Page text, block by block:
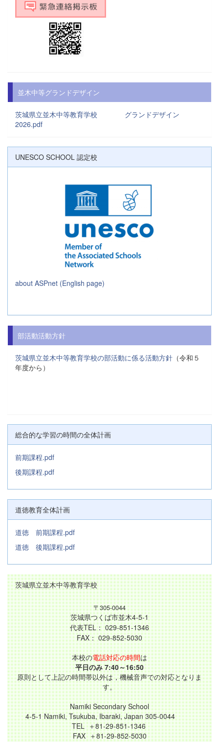
並木中等グランドデザイン
茨城県立並木中等教育学校 グランドデザイン
2026.pdf
UNESCO SCHOOL 認定校
about ASPnet (English page)
部活動活動方針
茨城県立並木中等教育学校の部活動に係る活動方針 （令和５
年度から）
総合的な学習の時間の全体計画
前期課程.pdf
後期課程.pdf
道徳教育全体計画
道徳 前期課程.pdf
道徳 後期課程.pdf
茨城県立並木中等教育学校
〒305-0044
茨城県つくば市並木4-5-1
代表TEL： 029-851-1346
FAX： 029-852-5030
本校の電話対応の時間は
平日のみ 7:40～16:50
原則として上記の時間帯以外は，機械音声での対応となりま
す。
Namiki Secondary School
4-5-1 Namiki, Tsukuba, Ibaraki, Japan 305-0044
TEL ＋81-29-851-1346
FAX ＋81-29-852-5030